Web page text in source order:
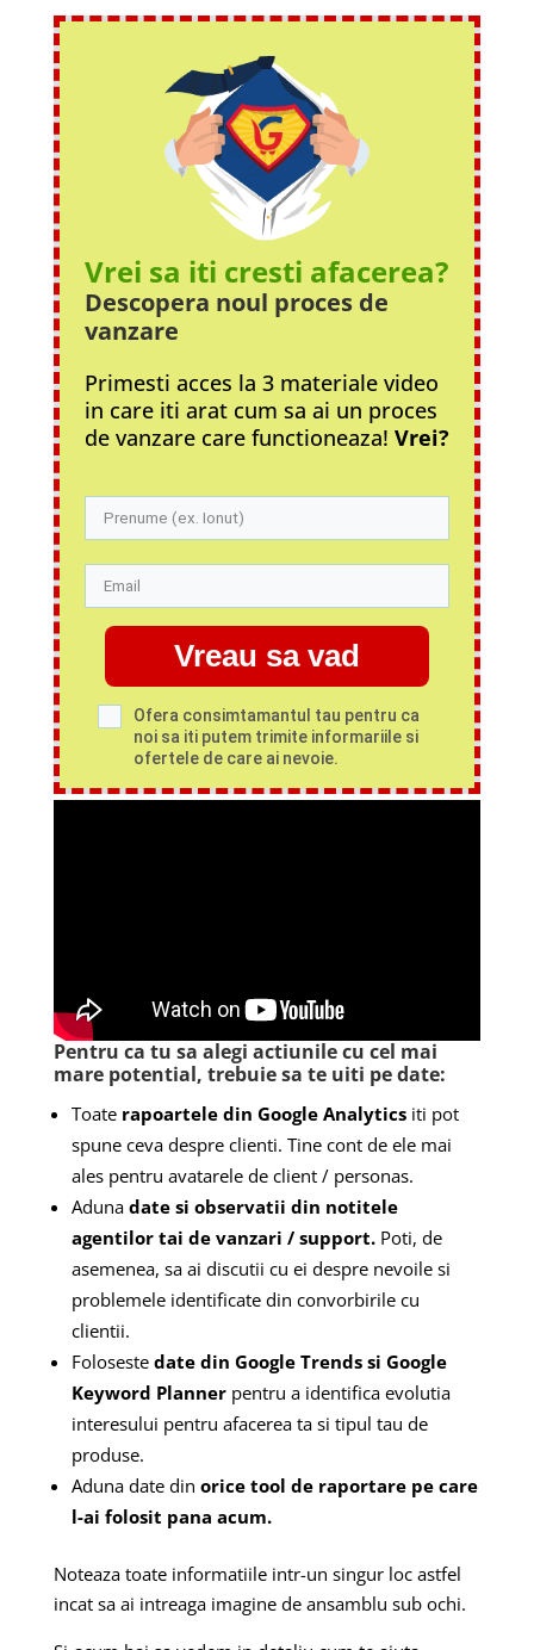
Vrei sa iti cresti afacerea?
Descopera noul procesde
vanzare
Primesti acces la 3 materiale video
in care iti arat cum sa ai un proces
de vanzare care functioneaza! Vrei?
Vreau sa vad
Ofera consimtamantul tau pentru ca
noi sa iti putem trimite informariile si
ofertele de care ai nevoie.
Pentru ca tu sa alegi actiunile cu cel mai
mare potential, trebuie sa te uiti pe date:
Toaterapoartele din Google Analyticsiti pot
spune ceva despre clienti. Tine cont de ele mai
ales pentru avatarele de client / personas.
Adunadate si observatii din notitele
agentilor tai de vanzari / support.Poti, de
asemenea, sa ai discutii cu ei despre nevoile si
problemele identificate din convorbirile cu
clientii.
Folosestedate din Google Trends si Google
Keyword Planner pentru a identifica evolutia
interesului pentru afacerea ta si tipul tau de
produse.
Aduna date din orice tool de raportare pe care
l-ai folosit pana acum.
Noteaza toate informatiile intr-un singur loc astfel
incat sa ai intreaga imagine de ansamblu sub ochi.